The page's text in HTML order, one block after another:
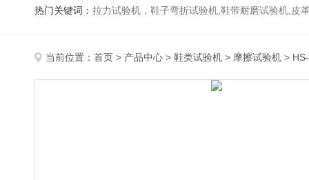
热门关键词： 拉力试验机，鞋子弯折试验机,鞋带耐磨试验机,皮革伸缩试验机,马丁代尔
当前位置： 首页 > 产品中心 > 鞋类试验机 > 摩擦试验机 >